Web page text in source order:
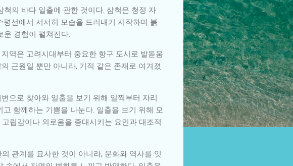
의 바다 일출에 관한 것이다. 삼척은 청정 자
선에서 서서히 모습을 드러내기 시작하며 붉
경험이 펼쳐진다.
역은 고려시대부터 중요한 항구 도시로 발돋움
근원일 뿐만 아니라, 기적 같은 존재로 여겨졌
으로 찾아와 일출을 보기 위해 일찍부터 자리
함께하는 기쁨을 나눈다. 일출을 보기 위해 모
립감이나 외로움을 증대시키는 요인과 대조적
관계를 묘사한 것이 아니라, 문화와 역사를 잇